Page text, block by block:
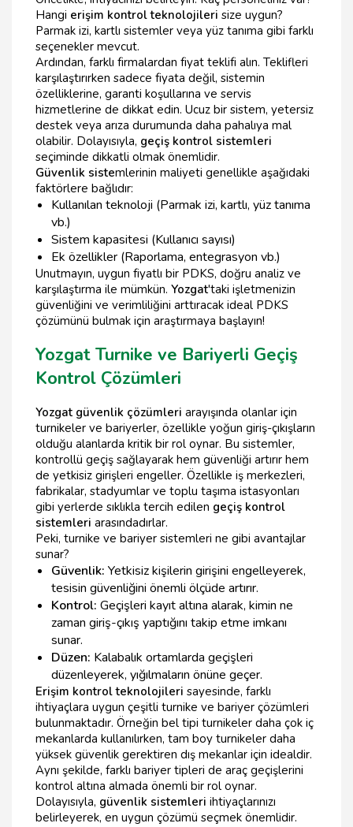
Hangi erişim kontrol teknolojileri size uygun?
Parmak izi, kartlı sistemler veya yüz tanıma gibi farklı
seçenekler mevcut.
Ardından, farklı firmalardan fiyat teklifi alın. Teklifleri
karşılaştırırken sadece fiyata değil, sistemin
özelliklerine, garanti koşullarına ve servis
hizmetlerine de dikkat edin. Ucuz bir sistem, yetersiz
destek veya arıza durumunda daha pahalıya mal
olabilir. Dolayısıyla, geçiş kontrol sistemleri
seçiminde dikkatli olmak önemlidir.
Güvenlik sistemlerinin maliyeti genellikle aşağıdaki
faktörlere bağlıdır:
Kullanılan teknoloji (Parmak izi, kartlı, yüz tanıma
vb.)
Sistem kapasitesi (Kullanıcı sayısı)
Ek özellikler (Raporlama, entegrasyon vb.)
Unutmayın, uygun fiyatlı bir PDKS, doğru analiz ve
karşılaştırma ile mümkün. Yozgat'taki işletmenizin
güvenliğini ve verimliliğini arttıracak ideal PDKS
çözümünü bulmak için araştırmaya başlayın!
Yozgat Turnike ve Bariyerli Geçiş
Kontrol Çözümleri
Yozgat güvenlik çözümleri arayışında olanlar için
turnikeler ve bariyerler, özellikle yoğun giriş-çıkışların
olduğu alanlarda kritik bir rol oynar. Bu sistemler,
kontrollü geçiş sağlayarak hem güvenliği artırır hem
de yetkisiz girişleri engeller. Özellikle iş merkezleri,
fabrikalar, stadyumlar ve toplu taşıma istasyonları
gibi yerlerde sıklıkla tercih edilen geçiş kontrol
sistemleri arasındadırlar.
Peki, turnike ve bariyer sistemleri ne gibi avantajlar
sunar?
Güvenlik: Yetkisiz kişilerin girişini engelleyerek,
tesisin güvenliğini önemli ölçüde artırır.
Kontrol: Geçişleri kayıt altına alarak, kimin ne
zaman giriş-çıkış yaptığını takip etme imkanı
sunar.
Düzen: Kalabalık ortamlarda geçişleri
düzenleyerek, yığılmaların önüne geçer.
Erişim kontrol teknolojileri sayesinde, farklı
ihtiyaçlara uygun çeşitli turnike ve bariyer çözümleri
bulunmaktadır. Örneğin bel tipi turnikeler daha çok iç
mekanlarda kullanılırken, tam boy turnikeler daha
yüksek güvenlik gerektiren dış mekanlar için idealdir.
Aynı şekilde, farklı bariyer tipleri de araç geçişlerini
kontrol altına almada önemli bir rol oynar.
Dolayısıyla, güvenlik sistemleri ihtiyaçlarınızı
belirleyerek, en uygun çözümü seçmek önemlidir.